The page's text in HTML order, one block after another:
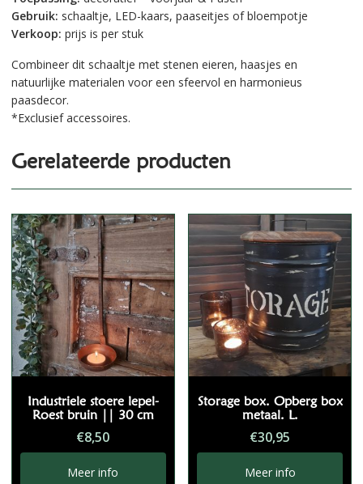
Gebruik: schaaltje, LED-kaars, paaseitjes of bloempotje
Verkoop: prijs is per stuk
Combineer dit schaaltje met stenen eieren, haasjes en
natuurlijke materialen voor een sfeervol en harmonieus
paasdecor.
*Exclusief accessoires.
Gerelateerde producten
Industriele stoere lepel-
Roest bruin || 30 cm
€8,50
Meer info
Storage box. Opberg box
metaal. L.
€30,95
Meer info